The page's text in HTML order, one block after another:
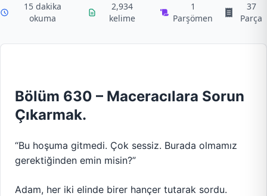
15 dakika
okuma
2,934
kelime
1
Parşömen
37
Parça
Bölüm 630 – Maceracılara Sorun
Çıkarmak.
“Bu hoşuma gitmedi. Çok sessiz. Burada olmamız
gerektiğinden emin misin?”
Adam, her iki elinde birer hançer tutarak sordu.